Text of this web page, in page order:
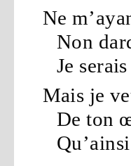
Ne
Non
Je
Mais je
De ton